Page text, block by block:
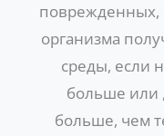
поврежденных,
организма
среды, если
больше или
больше, чем